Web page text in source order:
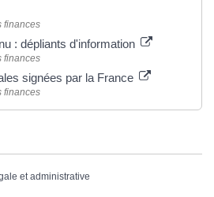
finances
: dépliants d'information
finances
signées par la France
finances
et administrative